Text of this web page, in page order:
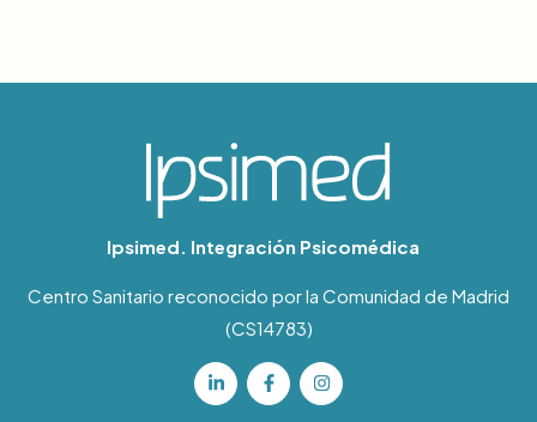
Ipsimed. Integración Psicomédica
Centro Sanitario reconocido por la Comunidad de Madrid
(CS14783)